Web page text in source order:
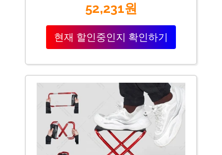
52,231원
현재 할인중인지 확인하기